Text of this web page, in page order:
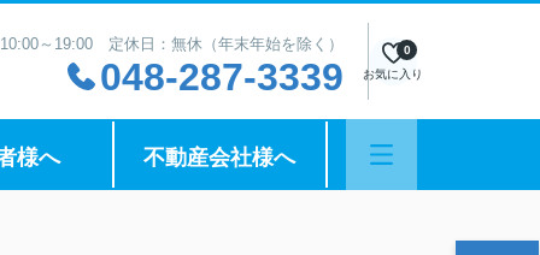
～19:00 定休日：無休（年末年始を除く）
048-287-3339 お気に入り
0
様へ 不動産会社様へ